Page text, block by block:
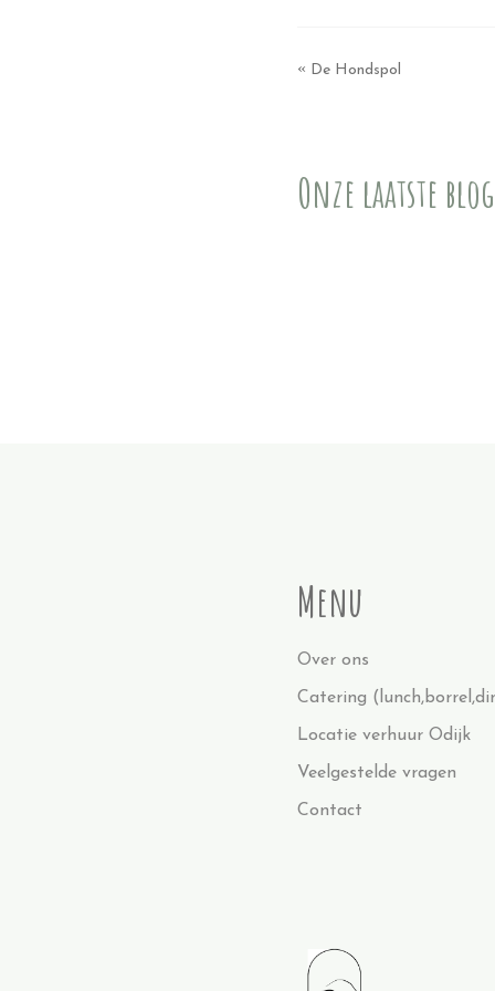
« De Hondspol
Onze laatste
Menu
Over ons
Catering
Locatie verhuur Odijk
Veelgestelde vragen
Contact